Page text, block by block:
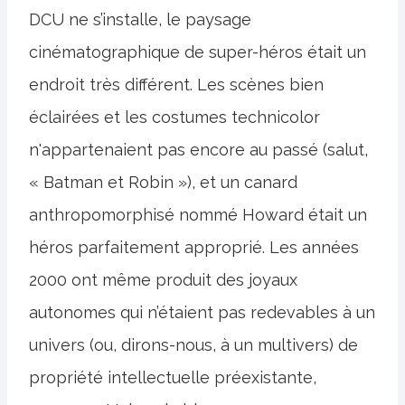
DCU ne s’installe, le paysage
cinématographique de super-héros était un
endroit très différent. Les scènes bien
éclairées et les costumes technicolor
n'appartenaient pas encore au passé (salut,
« Batman et Robin »), et un canard
anthropomorphisé nommé Howard était un
héros parfaitement approprié. Les années
2000 ont même produit des joyaux
autonomes qui n’étaient pas redevables à un
univers (ou, dirons-nous, à un multivers) de
propriété intellectuelle préexistante,